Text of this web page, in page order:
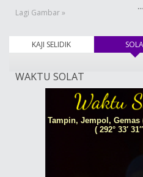
Lagi Gambar »
…
KAJI SELIDIK
WAKTU SOLAT